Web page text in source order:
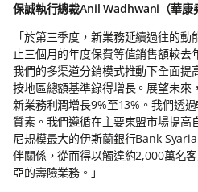
保誠執行總裁Anil Wadhwani（華康
「於第三季度，新業務延續過往的
止三個月的年度保費等值銷售額較
我們的多渠道分銷模式推動下全面提
按地區總額基準錄得增長。展望未來
新業務利潤增長9%至13%。我們透
質素。我們遵循在主要東盟市場提高
尼規模最大的伊斯蘭銀行Bank
伴關係，從而得以觸達約2,000萬名
亞的壽險業務。」